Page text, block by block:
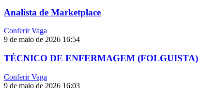
Analista de Marketplace
Conferir Vaga
9 de maio de 2026 16:54
TÉCNICO DE ENFERMAGEM (FOLGUISTA)
Conferir Vaga
9 de maio de 2026 16:03